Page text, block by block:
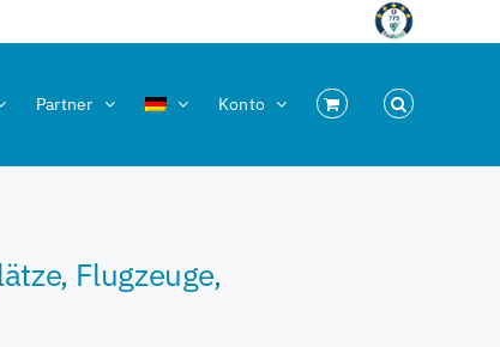
Partner Konto
Flugzeuge,